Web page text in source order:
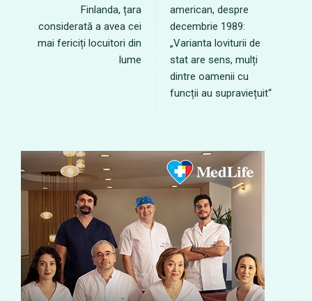
Finlanda, țara
considerată a avea cei
mai fericiți locuitori din
lume
american, despre
decembrie 1989:
„Varianta loviturii de
stat are sens, mulți
dintre oamenii cu
funcții au supraviețuit“